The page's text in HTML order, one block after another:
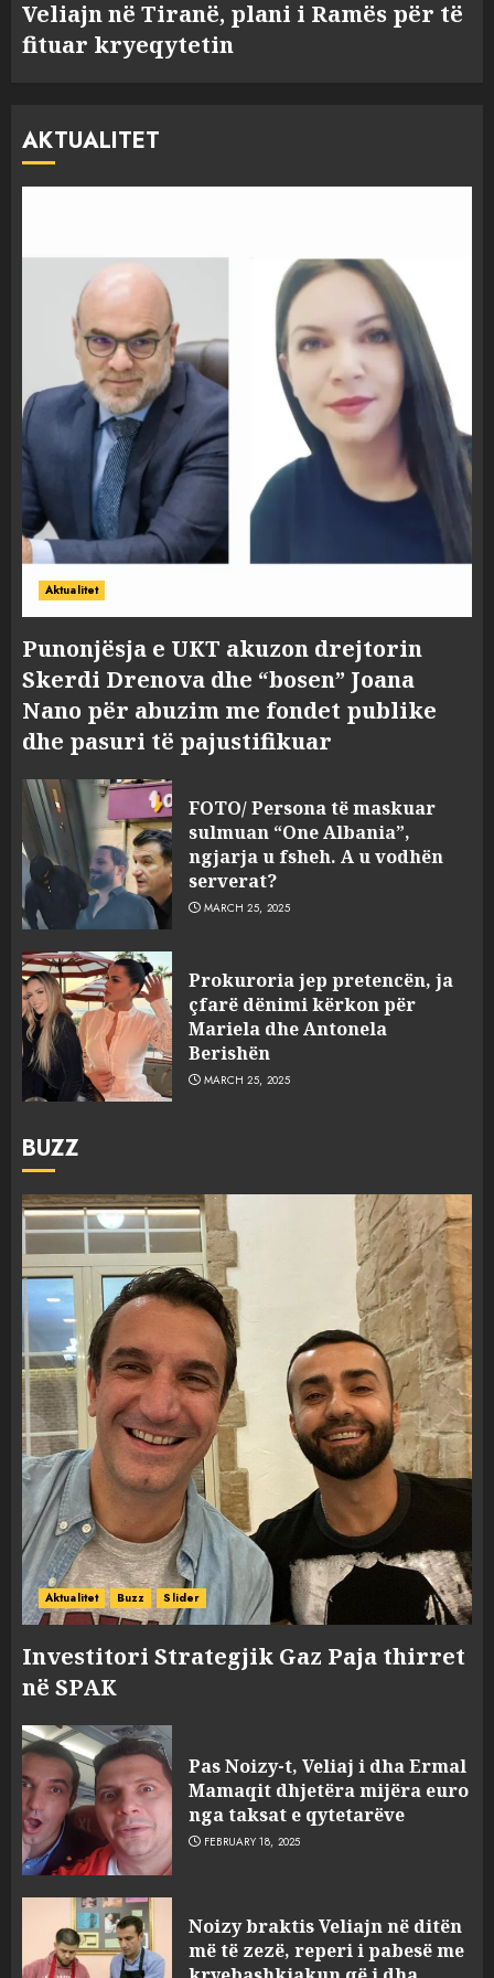
Veliajn në Tiranë, plani i Ramës për të
fituar kryeqytetin
AKTUALITET
Aktualitet
Punonjësja e UKT akuzon drejtorin
Skerdi Drenova dhe “bosen” Joana
Nano për abuzim me fondet publike
dhe pasuri të pajustifikuar
FOTO/ Persona të maskuar
sulmuan “One Albania”,
ngjarja u fsheh. A u vodhën
serverat?
MARCH 25, 2025
Prokuroria jep pretencën, ja
çfarë dënimi kërkon për
Mariela dhe Antonela
Berishën
MARCH 25, 2025
BUZZ
Aktualitet Buzz Slider
Investitori Strategjik Gaz Paja thirret
në SPAK
Pas Noizy-t, Veliaj i dha Ermal
Mamaqit dhjetëra mijëra euro
nga taksat e qytetarëve
FEBRUARY 18, 2025
Noizy braktis Veliajn në ditën
më të zezë, reperi i pabesë me
sulmuan “One Albania”,
ngjarja u fsheh. A u vodhën